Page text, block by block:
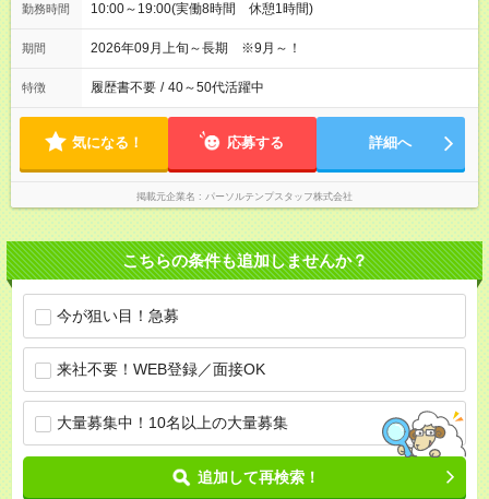
勤務時間 10:00～19:00(実働8時間 休憩1時間)
期間 2026年09月上旬～長期 ※9月～！
特徴 履歴書不要 / 40～50代活躍中
気になる！ 応募する 詳細へ
掲載元企業名 パーソルテンプスタッフ株式会社
こちらの条件も追加しませんか？
今が狙い目！急募
来社不要！WEB登録／面接OK
大量募集中！10名以上の大量募集
追加して再検索！